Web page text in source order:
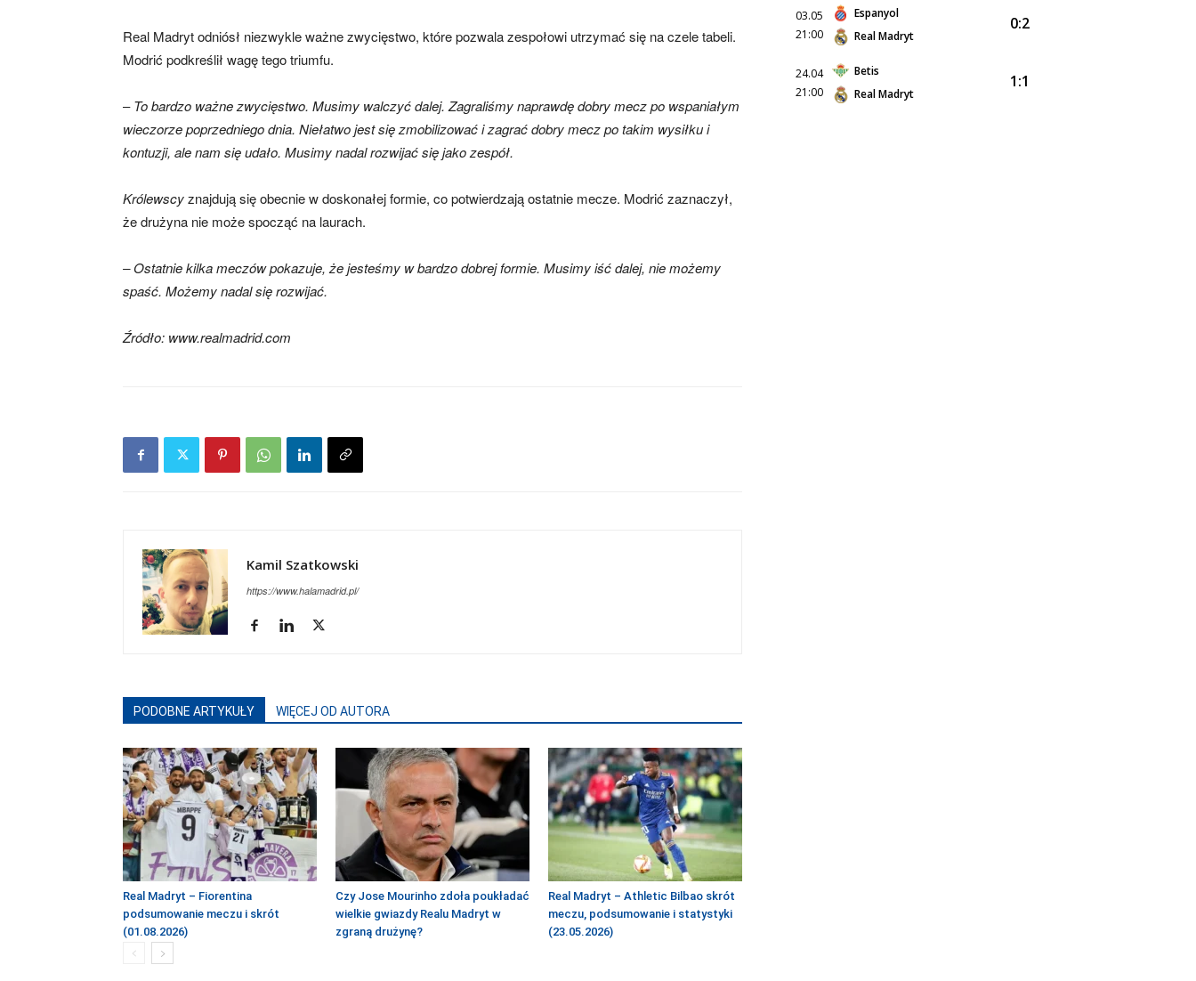
Real Madryt odniósł niezwykle ważne zwycięstwo, które pozwala zespołowi utrzymać się na czele tabeli.
Modrić podkreślił wagę tego triumfu.
–To bardzo ważne zwycięstwo. Musimy walczyć dalej. Zagraliśmy naprawdę dobry mecz po wspaniałym
wieczorze poprzedniego dnia. Niełatwo jest się zmobilizować i zagrać dobry mecz po takim wysiłku i
kontuzji, ale nam się udało. Musimy nadal rozwijać się jako zespół.
Królewscyznajdują się obecnie w doskonałej formie, co potwierdzają ostatnie mecze. Modrić zaznaczył,
że drużyna nie może spocząć na laurach.
– Ostatnie kilka meczów pokazuje, że jesteśmy w bardzo dobrej formie. Musimy iść dalej, nie możemy
spaść. Możemy nadal się rozwijać.
Źródło: www.realmadrid.com
Kamil Szatkowski
https://www.halamadrid.pl/
PODOBNE ARTYKUŁY WIĘCEJ OD AUTORA
Real Madryt – Fiorentina
podsumowanie meczu i skrót
(01.08.2026)
Czy Jose Mourinho zdoła poukładać
wielkie gwiazdy Realu Madryt w
zgraną drużynę?
Real Madryt – Athletic Bilbao skrót
meczu, podsumowanie i statystyki
(23.05.2026)
03.05
21:00
Espanyol
Real Madryt
0:2
24.04
21:00
Betis
Real Madryt
1:1